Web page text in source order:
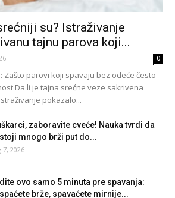
su? Istraživanje
tajnu parova koji...
0
Zašto parovi koji spavaju bez odeće često
Da li je tajna srećne veze sakrivena
pokazalo...
zaboravite cveće! Nauka tvrdi da
mnogo brži put do...
7, 2026
ovo samo 5 minuta pre spavanja:
brže, spavaćete mirnije...